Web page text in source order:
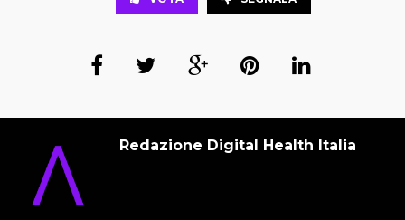
Redazione Digital Health Italia